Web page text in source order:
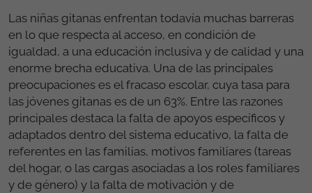
Las cifras que marcan los retos
para la igualdad
Entre las situaciones de discriminación que
detectamos habitualmente hacia las mujeres gitanas,
en muchos de los casos confluye una situación
particular y diferente a la de los hombres gitanos y a
las mujeres no gitanas, colocándolas en una situación
especial de vulnerabilidad.
Las niñas gitanas enfrentan todavía muchas barreras
en lo que respecta al acceso, en condición de